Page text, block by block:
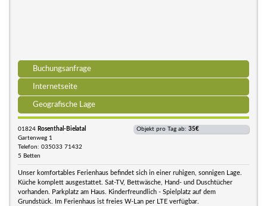
Buchungsanfrage
Internetseite
Geografische Lage
01824 Rosenthal-Bielatal
Gartenweg 1
Telefon: 035033 71432
5 Betten
Objekt pro Tag ab: 35€
Unser komfortables Ferienhaus befindet sich in einer ruhigen, sonnigen Lage.
Küche komplett ausgestattet. Sat-TV, Bettwäsche, Hand- und Duschtücher
vorhanden. Parkplatz am Haus. Kinderfreundlich - Spielplatz auf dem
Grundstück. Im Ferienhaus ist freies W-Lan per LTE verfügbar.